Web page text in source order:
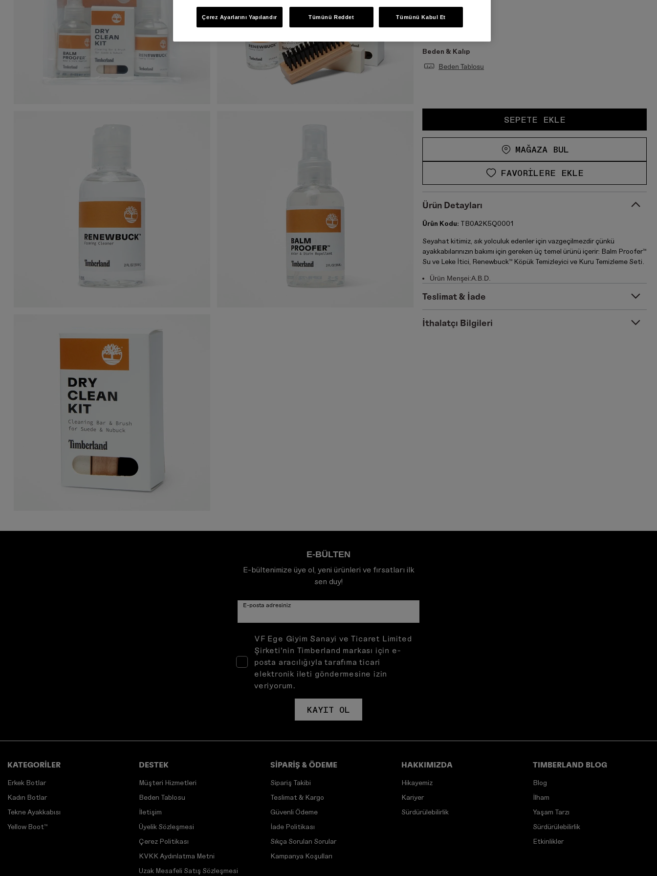
STD
Beden & Kalıp
Beden Tablosu
SEPETE EKLE
MAĞAZA BUL
FAVORILERE EKLE
Ürün Detayları
Ürün Kodu: TB0A2K5Q0001
Seyahat kitimiz, sık yolculuk edenler için vazgeçilmezdir çünkü
ayakkabılarınızın bakımı için gereken üç temel ürünü içerir: Balm Proofer™
Su ve Leke İtici, Renewbuck™ Köpük Temizleyici ve Kuru Temizleme Seti.
Ürün Menşei:A.B.D.
Teslimat & İade
İthalatçı Bilgileri
E-BÜLTEN
E-bültenimize üye ol, yeni ürünleri ve fırsatları ilk
sen duy!
E-posta adresiniz
VF Ege Giyim Sanayi ve Ticaret Limited
Şirketi’nin Timberland markası için e-
posta aracılığıyla tarafıma ticari
elektronik ileti göndermesine izin
veriyorum.
KAYIT OL
KATEGORİLER
Erkek Botlar
Kadın Botlar
Tekne Ayakkabısı
Yellow Boot™
DESTEK
Müşteri Hizmetleri
Beden Tablosu
İletişim
Üyelik Sözleşmesi
Çerez Politikası
KVKK Aydınlatma Metni
Uzak Mesafeli Satış Sözleşmesi
SİPARİŞ & ÖDEME
Sipariş Takibi
Teslimat & Kargo
Güvenli Ödeme
İade Politikası
Sıkça Sorulan Sorular
Kampanya Koşulları
HAKKIMIZDA
Hikayemiz
Kariyer
Sürdürülebilirlik
TIMBERLAND BLOG
Blog
İlham
Yaşam Tarzı
Sürdürülebilirlik
Etkinlikler
Tümünü Reddet Tümünü Kabul Et
Çerez Ayarlarını Yapılandır